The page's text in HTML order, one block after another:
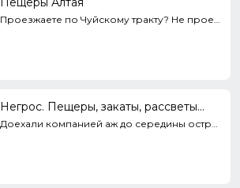
Проезжаете по Чуйскому тракту? Не проезжайте мимо Тавдинских пещер.
Негрос. Пещеры, закаты, рассветы...
Доехали компанией аж до середины острова, до пещер. В горах их, ясное дело, довольно много, но непод...